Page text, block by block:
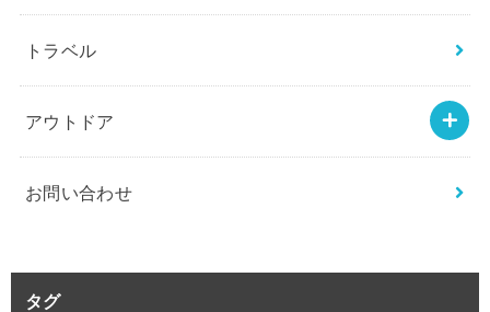
トラベル
アウトドア
お問い合わせ
タグ